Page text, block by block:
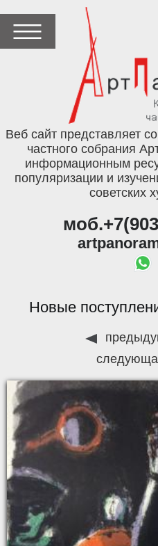
Веб сайт представляет
частного собрания
информационным
популяризации и
советских
Новые